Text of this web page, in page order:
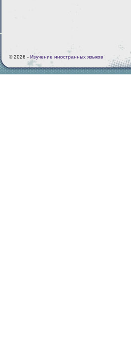
© 2026 - Изучение иностранных языков